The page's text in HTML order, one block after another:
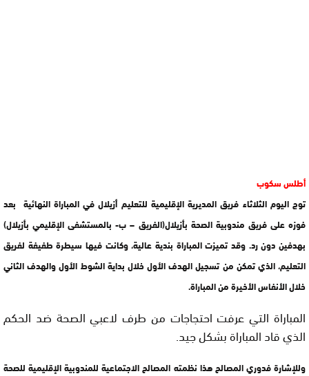
أطلس سكوب
توج اليوم الثلاثاء فريق المديرية الإقليمية للتعليم أزيلال في المباراة النهائية بعد
فوزه على فريق مندوبية الصحة بأزيلال(الفريق – ب- بالمستشفى الإقليمي بأزيلال)
بهدفين دون رد. وقد تميزت المباراة بندية عالية، وكانت فيها سيطرة طفيفة لفريق
التعليم، الذي تمكن من تسجيل الهدف الأول خلال بداية الشوط الأول والهدف الثاني
خلال الأنفاس الأخيرة من المباراة.
المباراة التي عرفت احتجاجات من طرف لاعبي الصحة ضد الحكم
الذي قاد المباراة بشكل جيد.
وللإشارة فدوري المصالح هذا نظمته المصالح الاجتماعية للمندوبية الإقليمية للصحة